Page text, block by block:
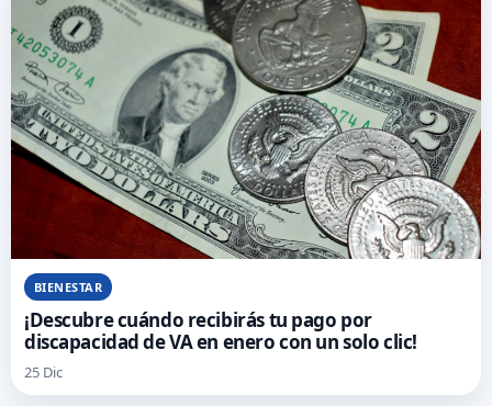
BIENESTAR
¡Descubre cuándo recibirás tu pago por
discapacidad de VA en enero con un solo clic!
25 Dic